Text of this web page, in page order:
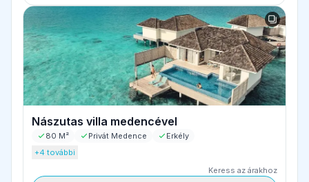
Nászutas villa medencével
80 M² Privát Medence
Erkély
+4 további
Keress az árakhoz